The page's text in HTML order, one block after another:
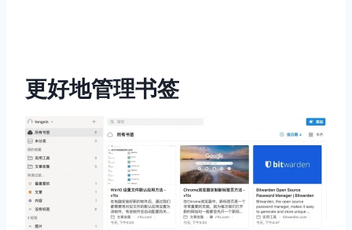
更好地管理书签